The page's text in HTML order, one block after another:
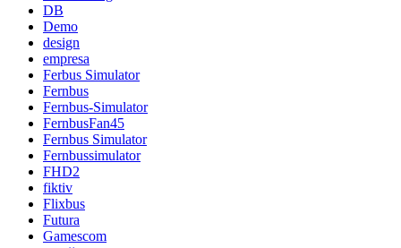
DB
Demo
design
empresa
Ferbus Simulator
Fernbus
Fernbus-Simulator
FernbusFan45
Fernbus Simulator
Fernbussimulator
FHD2
fiktiv
Flixbus
Futura
Gamescom